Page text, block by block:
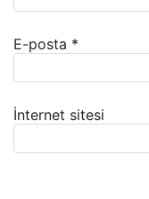
E-posta *
İnternet sitesi